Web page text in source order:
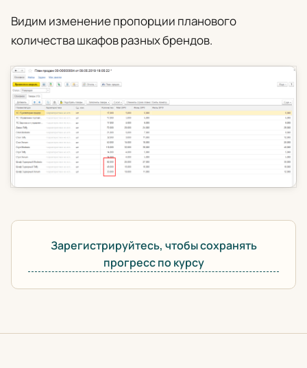
Видим изменение пропорции планового
количества шкафов разных брендов.
Зарегистрируйтесь, чтобы сохранять
прогресс по курсу